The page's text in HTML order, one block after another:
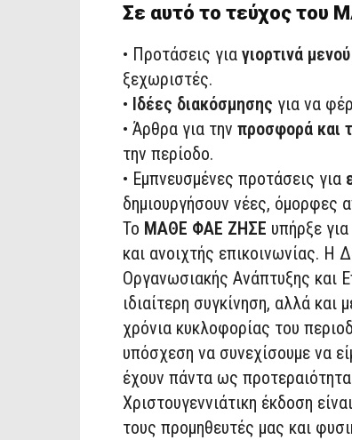
Σε αυτό το τεύχος του
• Προτάσεις για γιορτινά μενού
ξεχωριστές.
• Ιδέες διακόσμησης για να
• Άρθρα για την προσφορά και
την περίοδο.
• Εμπνευσμένες προτάσεις για
δημιουργήσουν νέες, όμορφες
Το ΜΑΘΕ ΦΑΕ ΖΗΣΕ υπήρξε για
και ανοιχτής επικοινωνίας. Η
Οργανωσιακής Ανάπτυξης και
ιδιαίτερη συγκίνηση, αλλά
χρόνια κυκλοφορίας του
υπόσχεση να συνεχίσουμε να
έχουν πάντα ως
Χριστουγεννιάτικη έκδοση
τους προμηθευτές μας και